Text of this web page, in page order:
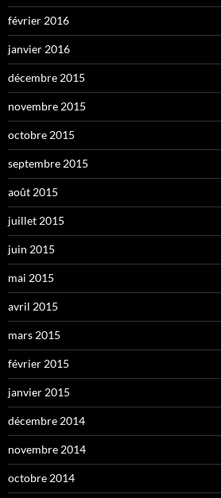
février 2016
janvier 2016
décembre 2015
novembre 2015
octobre 2015
septembre 2015
août 2015
juillet 2015
juin 2015
mai 2015
avril 2015
mars 2015
février 2015
janvier 2015
décembre 2014
novembre 2014
octobre 2014